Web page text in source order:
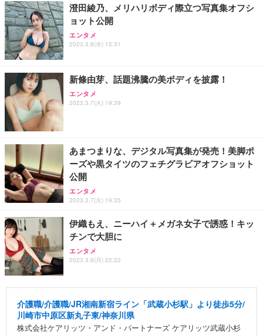
澄田綾乃、メリハリボディ際立つ写真集オフシ
ョット公開
エンタメ
2023.3.8(水) 15:31
新條由芽、話題沸騰の美ボディを披露！
エンタメ
2023.3.7(火) 19:39
あまつまりな、デジタル写真集が発売！美脚ポ
ーズや黒タイツのフェチグラビアオフショット
公開
エンタメ
2023.3.7(火) 19:35
伊織もえ、ニーハイ＋メガネ女子で誘惑！キッ
チンで大胆に
エンタメ
2023.3.6(月) 22:22
介護職/介護職/JR湘南新宿ライン「武蔵小杉駅」より徒歩5分/
川崎市中原区新丸子東/神奈川県
株式会社ケアリッツ・アンド・パートナーズ ケアリッツ武蔵小杉